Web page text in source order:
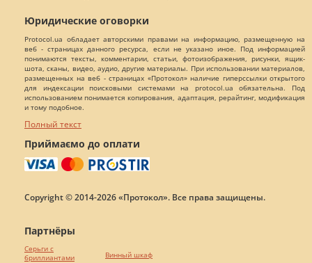
Юридические оговорки
Protocol.ua обладает авторскими правами на информацию, размещенную на
веб - страницах данного ресурса, если не указано иное. Под информацией
понимаются тексты, комментарии, статьи, фотоизображения, рисунки, ящик-
шота, сканы, видео, аудио, другие материалы. При использовании материалов,
размещенных на веб - страницах «Протокол» наличие гиперссылки открытого
для индексации поисковыми системами на protocol.ua обязательна. Под
использованием понимается копирования, адаптация, рерайтинг, модификация
и тому подобное.
Полный текст
Приймаємо до оплати
Copyright © 2014-2026 «Протокол». Все права защищены.
Партнёры
Серьги с
бриллиантами
Винный шкаф